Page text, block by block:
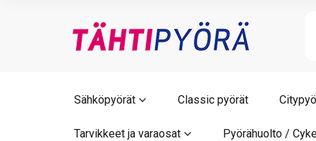
Sähköpyörät Classic pyörät
Tarvikkeet ja varaosat Pyörähuolto /